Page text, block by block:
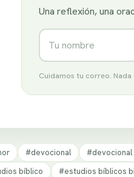
Una reflexión, una
Nombre
Cuidamos tu correo. Nada
#devocional #devocional
bíblico
#estudios bíblicos